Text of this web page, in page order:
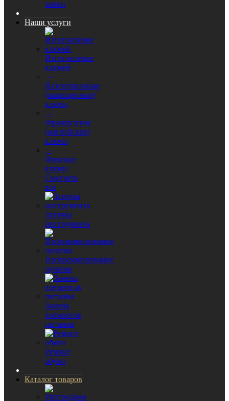
замки
Наши услуги
Изготовление
ключей
-
Патентованные
(защищенные)
ключи
-
Французские
(английские)
ключи
-
Финские
ключи
Смотреть
все
Заточка
инструмента
Программирование
пультов
Замена
элементов
питания
Ремонт
обуви
Каталог товаров